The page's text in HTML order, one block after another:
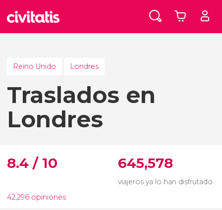
Reino Unido Londres
Traslados en
Londres
8.4 / 10
42,296 opiniones
645,578
viajeros ya lo han disfrutado